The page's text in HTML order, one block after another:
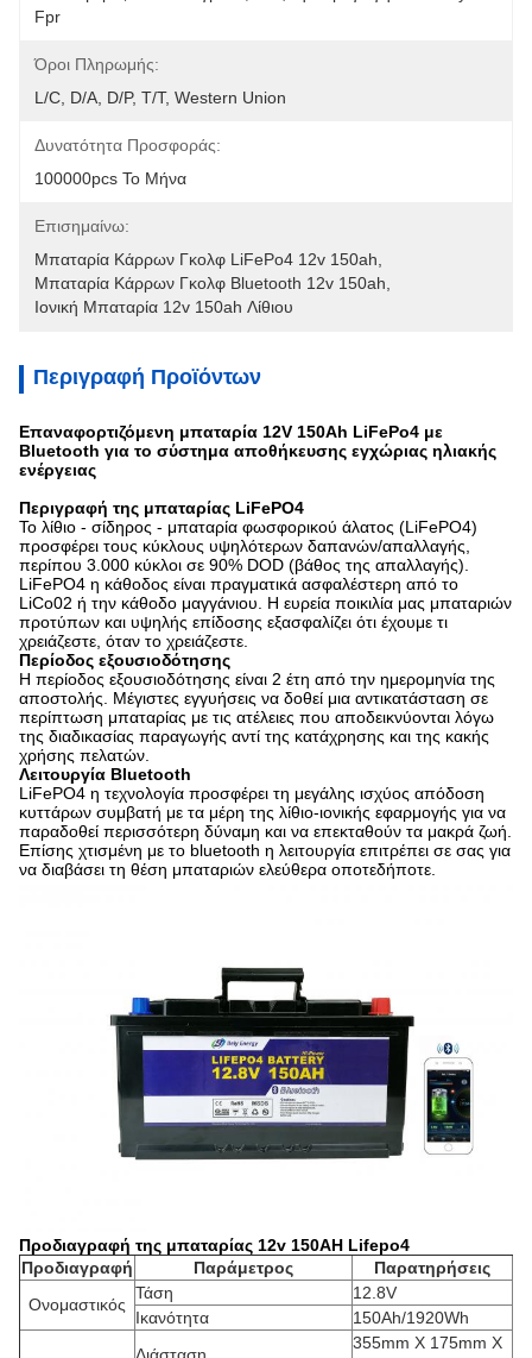
Fpr
Όροι Πληρωμής:
L/C, D/A, D/P, T/T, Western Union
Δυνατότητα Προσφοράς:
100000pcs Το Μήνα
Επισημαίνω:
Μπαταρία Κάρρων Γκολφ LiFePo4 12v 150ah
Μπαταρία Κάρρων Γκολφ Bluetooth 12v 150ah
Ιονική Μπαταρία 12v 150ah Λίθιου
Περιγραφή Προϊόντων
Επαναφορτιζόμενη μπαταρία 12V 150Ah LiFePo4 με
Bluetooth για το σύστημα αποθήκευσης εγχώριας ηλιακής
ενέργειας
Περιγραφή της μπαταρίας LiFePO4
Το λίθιο - σίδηρος - μπαταρία φωσφορικού άλατος (LiFePO4)
προσφέρει τους κύκλους υψηλότερων δαπανών/απαλλαγής,
περίπου 3.000 κύκλοι σε 90% DOD (βάθος της απαλλαγής).
LiFePO4 η κάθοδος είναι πραγματικά ασφαλέστερη από το
LiCo02 ή την κάθοδο μαγγάνιου. Η ευρεία ποικιλία μας μπαταριών
προτύπων και υψηλής επίδοσης εξασφαλίζει ότι έχουμε τι
χρειάζεστε, όταν το χρειάζεστε.
Περίοδος εξουσιοδότησης
Η περίοδος εξουσιοδότησης είναι 2 έτη από την ημερομηνία της
αποστολής. Μέγιστες εγγυήσεις να δοθεί μια αντικατάσταση σε
περίπτωση μπαταρίας με τις ατέλειες που αποδεικνύονται λόγω
της διαδικασίας παραγωγής αντί της κατάχρησης και της κακής
χρήσης πελατών.
Λειτουργία Bluetooth
LiFePO4 η τεχνολογία προσφέρει τη μεγάλης ισχύος απόδοση
κυττάρων συμβατή με τα μέρη της λίθιο-ιονικής εφαρμογής για να
παραδοθεί περισσότερη δύναμη και να επεκταθούν τα μακρά ζωή.
Επίσης χτισμένη με το bluetooth η λειτουργία επιτρέπει σε σας για
να διαβάσει τη θέση μπαταριών ελεύθερα οποτεδήποτε.
Προδιαγραφή της μπαταρίας 12v 150AH Lifepo4
Προδιαγραφή
Παράμετρος
Παρατηρήσεις
Ονομαστικός
Τάση
12.8V
Ικανότητα
150Ah/1920Wh
Διάσταση
355mm X 175mm X